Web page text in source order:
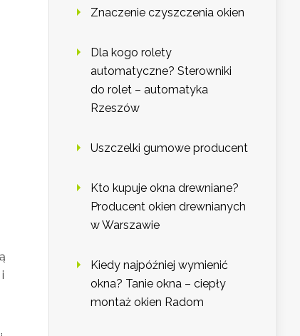
Znaczenie czyszczenia okien
Dla kogo rolety
automatyczne? Sterowniki
do rolet – automatyka
Rzeszów
Uszczelki gumowe producent
Kto kupuje okna drewniane?
Producent okien drewnianych
w Warszawie
Kiedy najpóźniej wymienić
okna? Tanie okna – ciepły
montaż okien Radom